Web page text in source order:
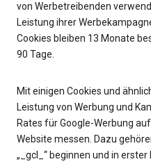
von Werbetreibenden
Leistung ihrer
Cookies bleiben 13 Monate
90 Tage.
Mit einigen Cookies und
Leistung von Werbung und
Rates für Google-Werbung
Website messen. Dazu
„_gcl_“ beginnen und in